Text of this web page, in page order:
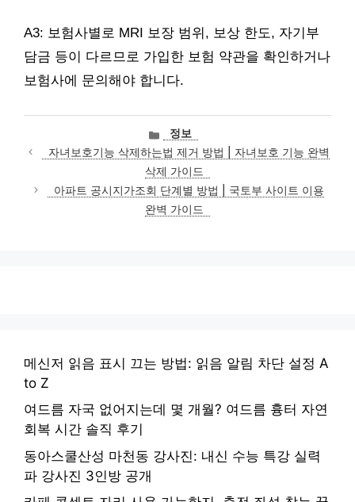
A3: 보험사별로 MRI 보장 범위, 보상 한도, 자기부
담금 등이 다르므로 가입한 보험 약관을 확인하거나
보험사에 문의해야 합니다.
카
테
고
리
정보
자녀보호기능 삭제하는법 제거 방법 | 자녀보호 기능 완벽
삭제 가이드
아파트 공시지가조회 단계별 방법 | 국토부 사이트 이용
완벽 가이드
메신저 읽음 표시 끄는 방법: 읽음 알림 차단 설정 A
to Z
여드름 자국 없어지는데 몇 개월? 여드름 흉터 자연
회복 시간 솔직 후기
동아스쿨산성 마천동 강사진: 내신 수능 특강 실력
파 강사진 3인방 공개